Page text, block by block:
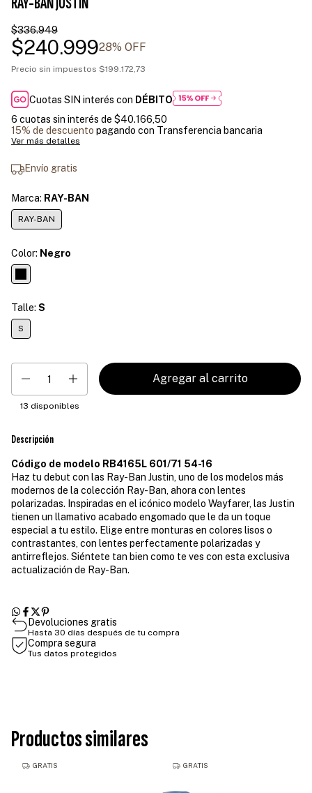
$336.949
$240.99928% OFF
Precio sin impuestos $199.172,73
Cuotas SIN interés con DÉBITO
6 cuotas sin interés de $40.166,50
15% de descuento pagando con Transferencia bancaria
Ver más detalles
Envío gratis
Marca: RAY-BAN
RAY-BAN
Color: Negro
Talle: S
S
13 disponibles
Descripción
Código de modelo RB4165L 601/71 54-16
Haz tu debut con las Ray-Ban Justin, uno de los modelos más
modernos de la colección Ray-Ban, ahora con lentes
polarizadas. Inspiradas en el icónico modelo Wayfarer, las Justin
tienen un llamativo acabado engomado que le da un toque
especial a tu estilo. Elige entre monturas en colores lisos o
contrastantes, con lentes perfectamente polarizadas y
antirreflejos. Siéntete tan bien como te ves con esta exclusiva
actualización de Ray-Ban.
Devoluciones gratis
Hasta 30 días después de tu compra
Compra segura
Tus datos protegidos
Productos similares
GRATIS GRATIS